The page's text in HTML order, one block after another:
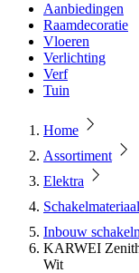
Aanbiedingen
Raamdecoratie
Vloeren
Verlichting
Verf
Tuin
Home
Assortiment
Elektra
Schakelmateriaal
Inbouw
KARWEI
Wit